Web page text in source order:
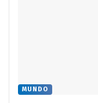
MUNDO